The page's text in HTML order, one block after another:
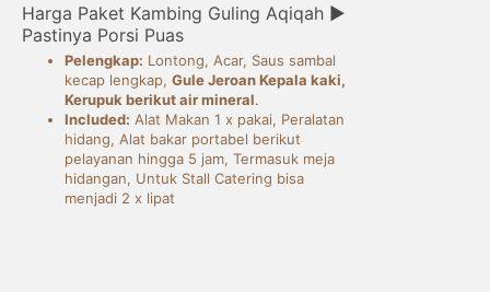
Harga Paket Kambing Guling Aqiqah ►
Pastinya Porsi Puas
Pelengkap: Lontong, Acar, Saus sambal
kecap lengkap, Gule Jeroan Kepala kaki,
Kerupuk berikut air mineral.
Included: Alat Makan 1 x pakai, Peralatan
hidang, Alat bakar portabel berikut
pelayanan hingga 5 jam, Termasuk meja
hidangan, Untuk Stall Catering bisa
menjadi 2 x lipat